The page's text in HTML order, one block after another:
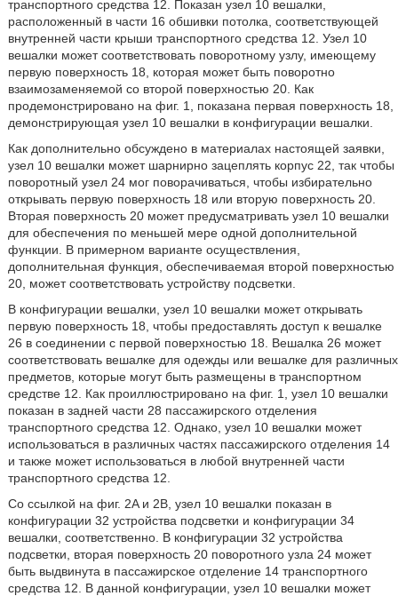
транспортного средства 12. Показан узел 10 вешалки,
расположенный в части 16 обшивки потолка, соответствующей
внутренней части крыши транспортного средства 12. Узел 10
вешалки может соответствовать поворотному узлу, имеющему
первую поверхность 18, которая может быть поворотно
взаимозаменяемой со второй поверхностью 20. Как
продемонстрировано на фиг. 1, показана первая поверхность 18,
демонстрирующая узел 10 вешалки в конфигурации вешалки.
Как дополнительно обсуждено в материалах настоящей заявки,
узел 10 вешалки может шарнирно зацеплять корпус 22, так чтобы
поворотный узел 24 мог поворачиваться, чтобы избирательно
открывать первую поверхность 18 или вторую поверхность 20.
Вторая поверхность 20 может предусматривать узел 10 вешалки
для обеспечения по меньшей мере одной дополнительной
функции. В примерном варианте осуществления,
дополнительная функция, обеспечиваемая второй поверхностью
20, может соответствовать устройству подсветки.
В конфигурации вешалки, узел 10 вешалки может открывать
первую поверхность 18, чтобы предоставлять доступ к вешалке
26 в соединении с первой поверхностью 18. Вешалка 26 может
соответствовать вешалке для одежды или вешалке для различных
предметов, которые могут быть размещены в транспортном
средстве 12. Как проиллюстрировано на фиг. 1, узел 10 вешалки
показан в задней части 28 пассажирского отделения
транспортного средства 12. Однако, узел 10 вешалки может
использоваться в различных частях пассажирского отделения 14
и также может использоваться в любой внутренней части
транспортного средства 12.
Со ссылкой на фиг. 2A и 2B, узел 10 вешалки показан в
конфигурации 32 устройства подсветки и конфигурации 34
вешалки, соответственно. В конфигурации 32 устройства
подсветки, вторая поверхность 20 поворотного узла 24 может
быть выдвинута в пассажирское отделение 14 транспортного
средства 12. В данной конфигурации, узел 10 вешалки может